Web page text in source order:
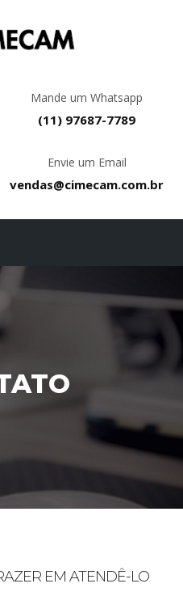
Mande um Whatsapp
(11) 97687-7789
Envie um Email
vendas@cimecam.com.br
EM ATENDÊ-LO